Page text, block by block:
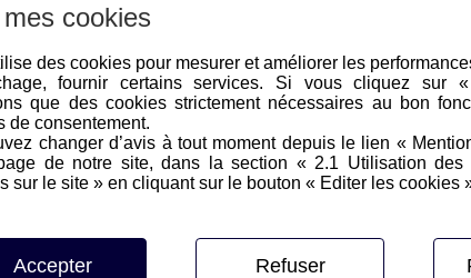
cookies
des cookies pour mesurer et améliorer les
fournir certains services. Si vous cliquez sur
que des cookies strictement nécessaires au bon
de consentement.
changer d’avis à tout moment depuis le lien «
de notre site, dans la section « 2.1 Utilisation des
sur le site » en cliquant sur le bouton « Editer les cookies
Accepter Refuser